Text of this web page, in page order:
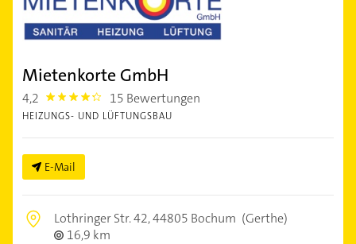
Mietenkorte GmbH
4,2 4.2000003 15 Bewertungen
HEIZUNGS- UND LÜFTUNGSBAU
E-Mail
Lothringer Str. 42,44805 Bochum (Gerthe)
16,9 km